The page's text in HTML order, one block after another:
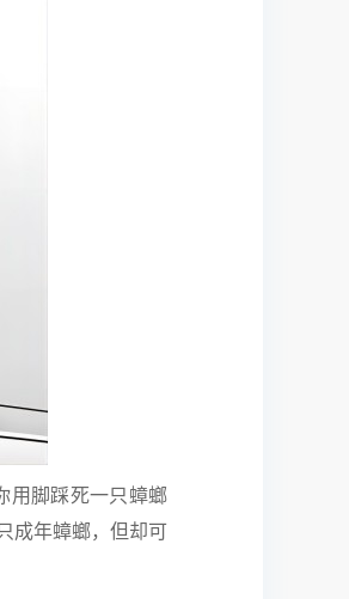
脚踩死一只蟑螂
成年蟑螂，但却可